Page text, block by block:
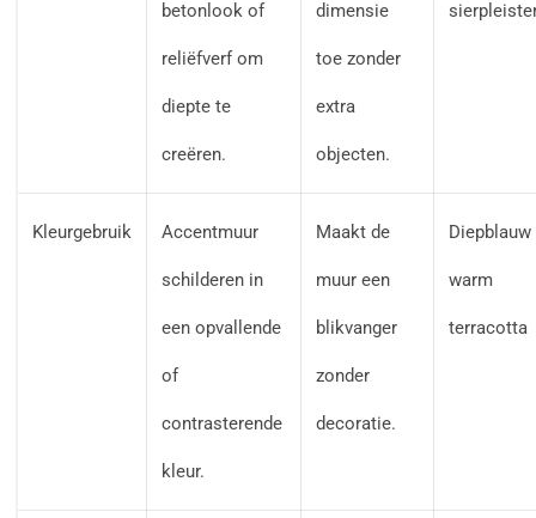
betonlook of
reliëfverf om
diepte te
creëren.
dimensie
toe zonder
extra
objecten.
Kleurgebruik Accentmuur
schilderen in
een opvallende
of
contrasterende
kleur.
Maakt de
muur een
blikvanger
zonder
decoratie.
warm
terracotta